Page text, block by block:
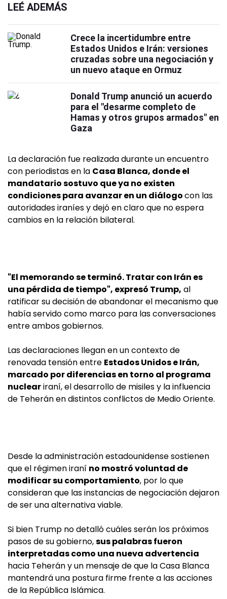
LEÉ ADEMÁS
Crece la incertidumbre entre
Estados Unidos e Irán: versiones
cruzadas sobre una negociación y
un nuevo ataque en Ormuz
Donald Trump anunció un acuerdo
para el "desarme completo de
Hamas y otros grupos armados" en
Gaza
La declaración fue realizada durante un encuentro
con periodistas en la Casa Blanca, donde el
mandatario sostuvo que ya no existen
condiciones para avanzar en un diálogocon las
autoridades iraníes y dejó en claro que no espera
cambios en la relación bilateral.
"El memorando se terminó. Tratar con Irán es
una pérdida de tiempo", expresó Trump, al
ratificar su decisión de abandonar el mecanismo que
había servido como marco para las conversaciones
entre ambos gobiernos.
Las declaraciones llegan en un contexto de
renovada tensión entre Estados Unidos e Irán,
marcado por diferencias en torno al programa
nucleariraní, el desarrollo de misiles y la influencia
de Teherán en distintos conflictos de Medio Oriente.
Desde la administración estadounidense sostienen
que el régimen iraní no mostró voluntad de
modificar su comportamiento, por lo que
consideran que las instancias de negociación dejaron
de ser una alternativa viable.
Si bien Trump no detalló cuáles serán los próximos
pasos de su gobierno,sus palabras fueron
interpretadas como una nueva advertencia
hacia Teherán y un mensaje de que la Casa Blanca
mantendrá una postura firme frente a las acciones
de la República Islámica.